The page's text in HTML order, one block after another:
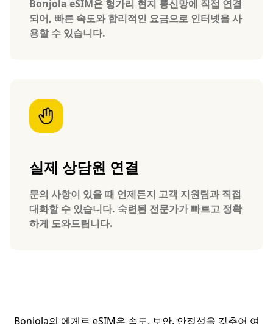
Bonjola eSIM은 헝가리 현지 통신망에 직접 연결
되어, 빠른 속도와 합리적인 요금으로 인터넷을 사
용할 수 있습니다.
실제 상담원 연결
문의 사항이 있을 때 언제든지 고객 지원팀과 직접
대화할 수 있습니다. 숙련된 전문가가 빠르고 정확
하게 도와드립니다.
Bonjola의 에게르 eSIM은 속도, 보안, 안정성을 갖추어 여